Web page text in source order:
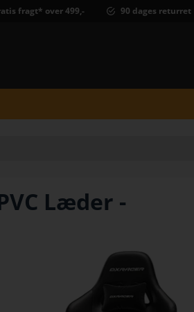
fragt* over 499,- 90 dages returret
Læder -